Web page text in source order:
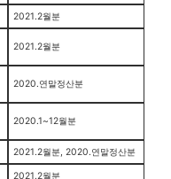
2021.2월분
2021.2월분
2020.연말정산분
2020.1~12월분
2021.2월분, 2020.연말정산분
2021.2월분